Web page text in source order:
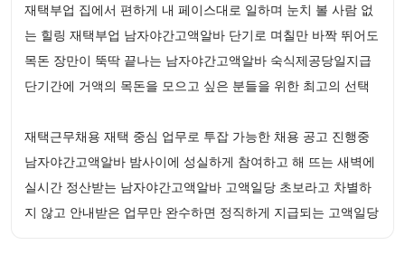
재택부업 집에서 편하게 내 페이스대로 일하며 눈치 볼 사람 없
는 힐링 재택부업 남자야간고액알바 단기로 며칠만 바짝 뛰어도
목돈 장만이 뚝딱 끝나는 남자야간고액알바 숙식제공당일지급
단기간에 거액의 목돈을 모으고 싶은 분들을 위한 최고의 선택
재택근무채용 재택 중심 업무로 투잡 가능한 채용 공고 진행중
남자야간고액알바 밤사이에 성실하게 참여하고 해 뜨는 새벽에
실시간 정산받는 남자야간고액알바 고액일당 초보라고 차별하
지 않고 안내받은 업무만 완수하면 정직하게 지급되는 고액일당